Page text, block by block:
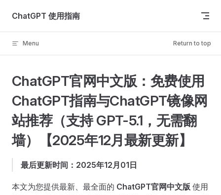
Skip to content
ChatGPT 使用指南
Menu Return to top
ChatGPT官网中文版：免费使用
ChatGPT指南与ChatGPT镜像网
站推荐（支持 GPT-5.1，无需翻
墙）【2025年12月最新更新】
最后更新时间：2025年12月01日
本文为您提供最新、最全面的 ChatGPT官网中文版 使用